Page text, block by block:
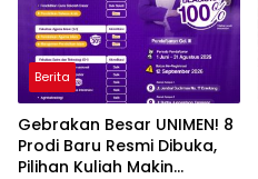
Berita
Gebrakan Besar UNIMEN! 8
Prodi Baru Resmi Dibuka,
Pilihan Kuliah Makin